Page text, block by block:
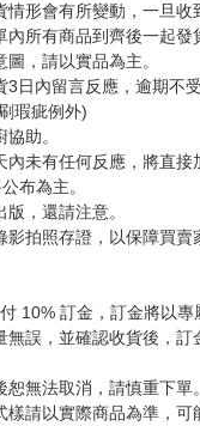
形會有所變動，一旦收
所有商品到齊後一起發
，請以實品為主。
日內留言反應，逾期不受
瑕疵例外)
助。
未有任何反應，將直接
布為主。
，還請注意。
拍照存證，以保障買賣
10% 訂金，訂金將以專
誤，並確認收貨後，訂
無法取消，請慎重下單。
請以實際商品為準，可